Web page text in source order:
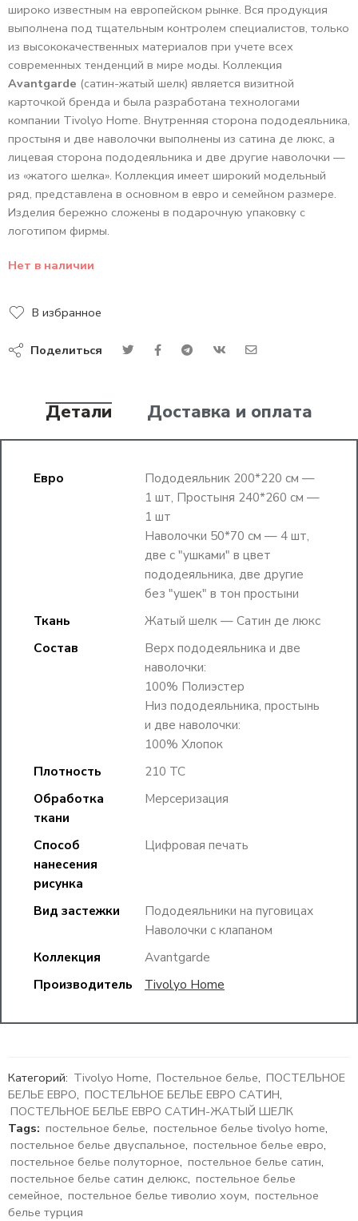
широко известным на европейском рынке. Вся продукция
выполнена под тщательным контролем специалистов, только
из высококачественных материалов при учете всех
современных тенденций в мире моды. Коллекция
Avantgarde (сатин-жатый шелк) является визитной
карточкой бренда и была разработана технологами
компании Tivolyo Home. Внутренняя сторона пододеяльника,
простыня и две наволочки выполнены из сатина де люкс, а
лицевая сторона пододеяльника и две другие наволочки —
из «жатого шелка». Коллекция имеет широкий модельный
ряд, представлена в основном в евро и семейном размере.
Изделия бережно сложены в подарочную упаковку с
логотипом фирмы.
Нет в наличии
В избранное
Поделиться
Детали Доставка и оплата
Евро
Пододеяльник 200*220 см —
1 шт, Простыня 240*260 см —
1 шт
Наволочки 50*70 см — 4 шт,
две с "ушками" в цвет
пододеяльника, две другие
без "ушек" в тон простыни
Ткань
Жатый шелк — Сатин де люкс
Состав
Верх пододеяльника и две
наволочки:
100% Полиэстер
Низ пододеяльника, простынь
и две наволочки:
100% Хлопок
Плотность
210 TC
Обработка
ткани
Мерсеризация
Способ
нанесения
рисунка
Цифровая печать
Вид застежки
Пододеяльники на пуговицах
Наволочки с клапаном
Коллекция
Avantgarde
Производитель
Tivolyo Home
Категорий: Tivolyo Home, Постельное белье, ПОСТЕЛЬНОЕ
БЕЛЬЕ ЕВРО, ПОСТЕЛЬНОЕ БЕЛЬЕ ЕВРО САТИН,
ПОСТЕЛЬНОЕ БЕЛЬЕ ЕВРО САТИН-ЖАТЫЙ ШЕЛК
Tags: постельное белье, постельное белье tivolyo home,
постельное белье двуспальное, постельное белье евро,
постельное белье полуторное, постельное белье сатин,
постельное белье сатин делюкс, постельное белье
семейное, постельное белье тиволио хоум, постельное
белье турция